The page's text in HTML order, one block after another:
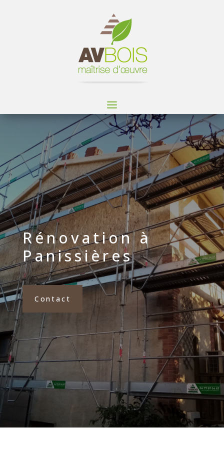
Rénovation à
Panissières
Contact